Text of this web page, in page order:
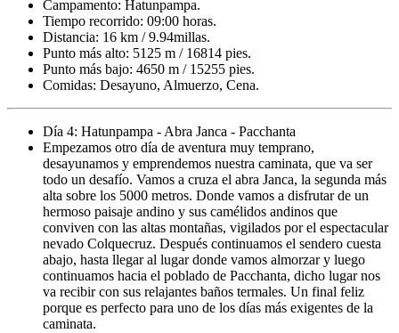
Campamento: Hatunpampa.
Tiempo recorrido: 09:00 horas.
Distancia: 16 km / 9.94millas.
Punto más alto: 5125 m / 16814 pies.
Punto más bajo: 4650 m / 15255 pies.
Comidas: Desayuno, Almuerzo, Cena.
Día 4: Hatunpampa - Abra Janca - Pacchanta
Empezamos otro día de aventura muy temprano,
desayunamos y emprendemos nuestra caminata, que va ser
todo un desafío. Vamos a cruza el abra Janca, la segunda más
alta sobre los 5000 metros. Donde vamos a disfrutar de un
hermoso paisaje andino y sus camélidos andinos que
conviven con las altas montañas, vigilados por el espectacular
nevado Colquecruz. Después continuamos el sendero cuesta
abajo, hasta llegar al lugar donde vamos almorzar y luego
continuamos hacia el poblado de Pacchanta, dicho lugar nos
va recibir con sus relajantes baños termales. Un final feliz
porque es perfecto para uno de los días más exigentes de la
caminata.